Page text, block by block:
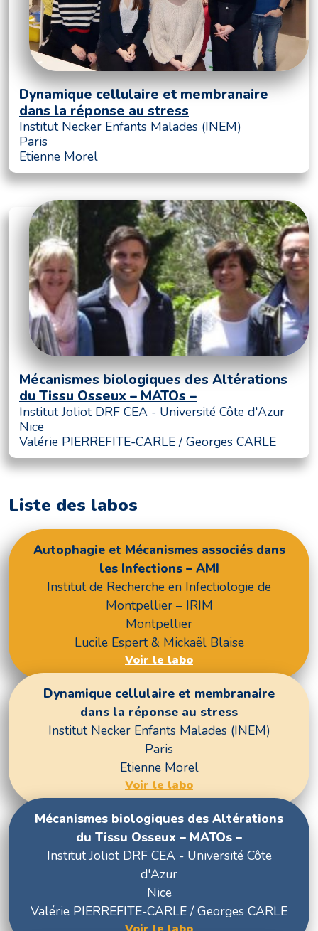
Dynamique cellulaire et membranaire
dans la réponse au stress
Institut Necker Enfants Malades (INEM)
Paris
Etienne Morel
Mécanismes biologiques des Altérations
du Tissu Osseux – MATOs –
Institut Joliot DRF CEA - Université Côte d'Azur
Nice
Valérie PIERREFITE-CARLE / Georges CARLE
Liste des labos
Autophagie et Mécanismes associés dans
les Infections – AMI
Institut de Recherche en Infectiologie de
Montpellier – IRIM
Montpellier
Lucile Espert & Mickaël Blaise
Voir le labo
Dynamique cellulaire et membranaire
dans la réponse au stress
Institut Necker Enfants Malades (INEM)
Paris
Etienne Morel
Voir le labo
Mécanismes biologiques des Altérations
du Tissu Osseux – MATOs –
Institut Joliot DRF CEA - Université Côte
d'Azur
Nice
Valérie PIERREFITE-CARLE / Georges CARLE